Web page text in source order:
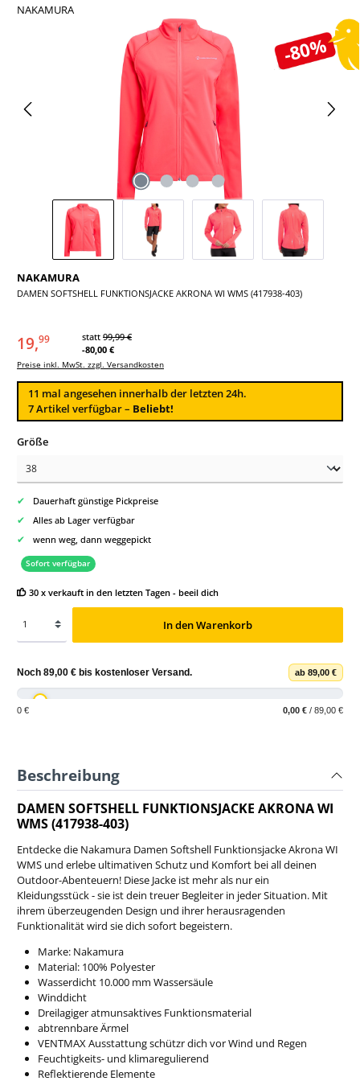
-80%
NAKAMURA
DAMEN SOFTSHELL FUNKTIONSJACKE AKRONA WI WMS (417938-403)
NAKAMURA
19,99 statt 99,99 €
-80,00 €
Preise inkl. MwSt. zzgl. Versandkosten
11 mal angesehen innerhalb der letzten 24h.
7 Artikel verfügbar – Beliebt!
Größeauswählen
✔ Dauerhaft günstige Pickpreise
✔ Alles ab Lager verfügbar
✔ wenn weg, dann weggepickt
Sofort verfügbar
30 x verkauft in den letzten Tagen - beeil dich
In den Warenkorb
Noch 89,00 € bis kostenloser Versand. ab 89,00 €
0 € 0,00 € / 89,00 €
Beschreibung
DAMEN SOFTSHELL FUNKTIONSJACKE AKRONA WI
WMS (417938-403)
Entdecke die Nakamura Damen Softshell Funktionsjacke Akrona WI
WMS und erlebe ultimativen Schutz und Komfort bei all deinen
Outdoor-Abenteuern! Diese Jacke ist mehr als nur ein
Kleidungsstück - sie ist dein treuer Begleiter in jeder Situation. Mit
ihrem überzeugenden Design und ihrer herausragenden
Funktionalität wird sie dich sofort begeistern.
Marke: Nakamura
Material: 100% Polyester
Wasserdicht 10.000 mm Wassersäule
Winddicht
Dreilagiger atmunsaktives Funktionsmaterial
abtrennbare Ärmel
VENTMAX Ausstattung schützr dich vor Wind und Regen
Feuchtigkeits- und klimaregulierend
Reflektierende Elemente